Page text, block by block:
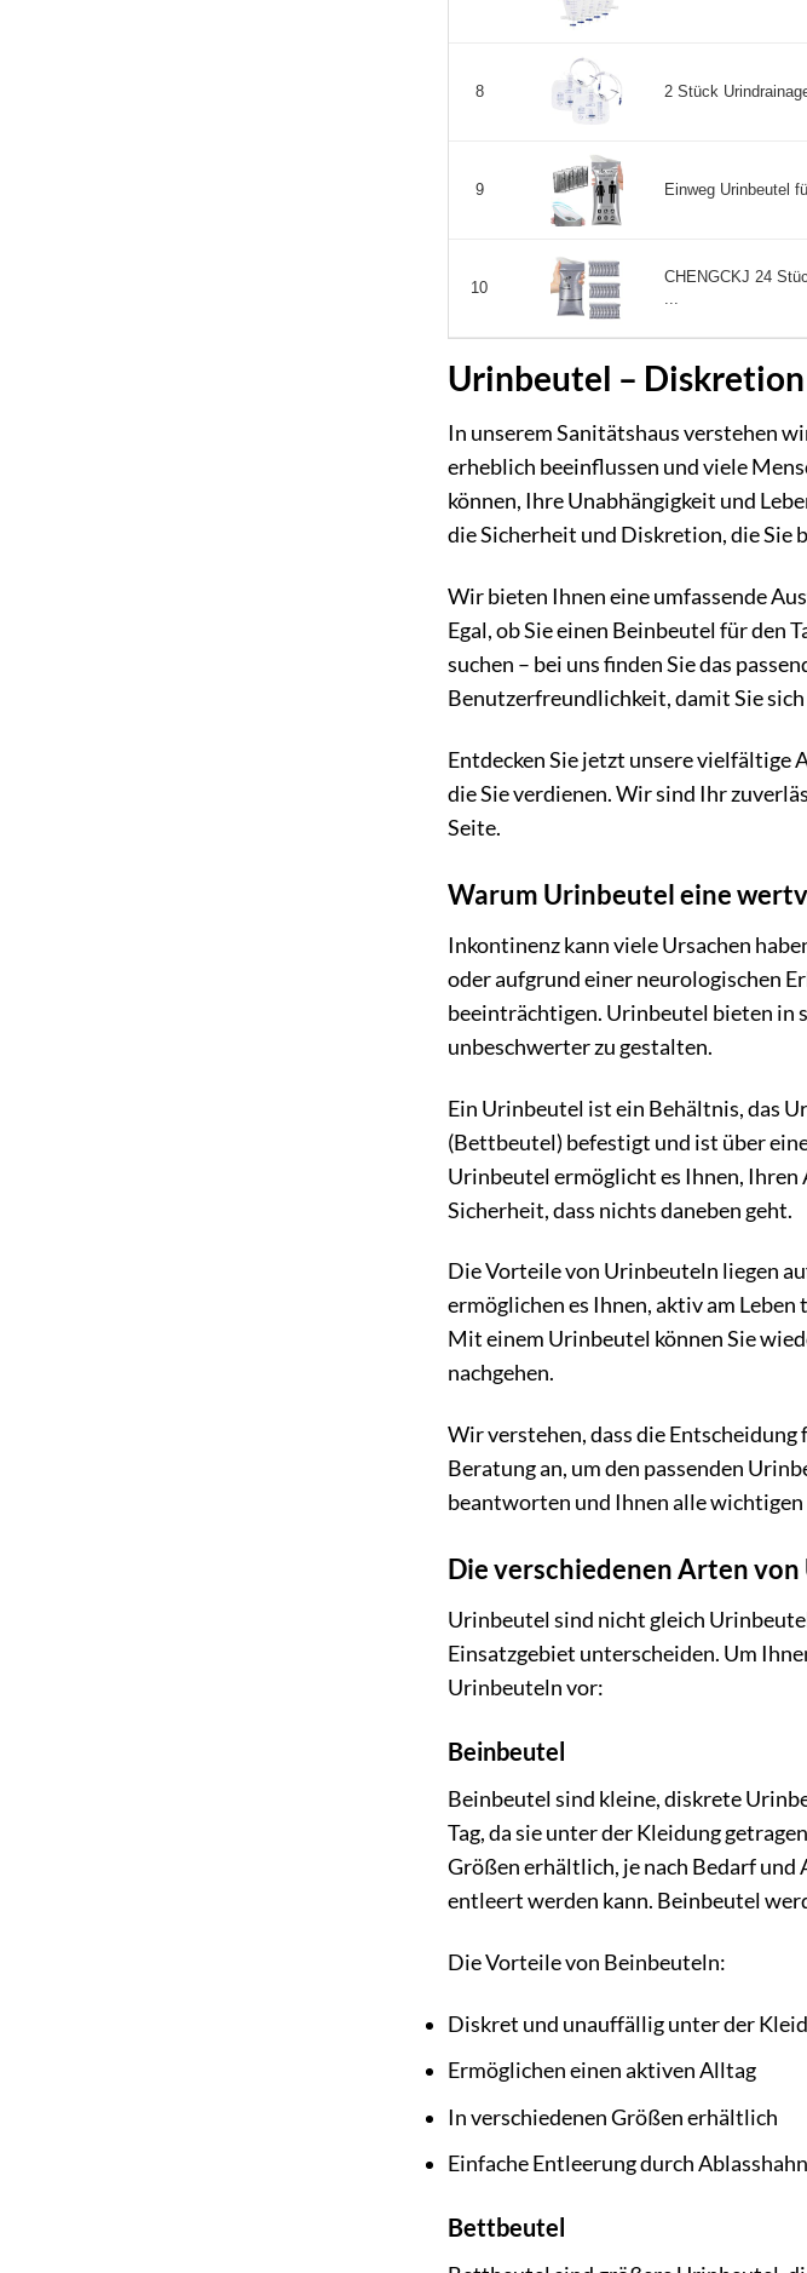
8 2 Stück
9 Einweg Urinbeutel
10
CHENGCKJ 24
Urinbeutel –
In unserem Sanitätshaus verstehen
erheblich beeinflussen und viele
können, Ihre Unabhängigkeit und
die Sicherheit und Diskretion, die Sie
Wir bieten Ihnen eine umfassende
Egal, ob Sie einen Beinbeutel für den
suchen – bei uns finden Sie das
Benutzerfreundlichkeit, damit Sie
Entdecken Sie jetzt unsere vielfältige
die Sie verdienen. Wir sind Ihr
Seite.
Warum Urinbeutel eine
Inkontinenz kann viele Ursachen
oder aufgrund einer neurologischen
beeinträchtigen. Urinbeutel bieten in
unbeschwerter zu gestalten.
Ein Urinbeutel ist ein Behältnis, das
(Bettbeutel) befestigt und ist über
Urinbeutel ermöglicht es Ihnen,
Sicherheit, dass nichts daneben geht.
Die Vorteile von Urinbeuteln liegen
ermöglichen es Ihnen, aktiv am
Mit einem Urinbeutel können Sie
nachgehen.
Wir verstehen, dass die
Beratung an, um den passenden
beantworten und Ihnen alle
Die verschiedenen Arten
Urinbeutel sind nicht gleich
Einsatzgebiet unterscheiden. Um
Urinbeuteln vor:
Beinbeutel
Beinbeutel sind kleine, diskrete
Tag, da sie unter der Kleidung
Größen erhältlich, je nach Bedarf
entleert werden kann. Beinbeutel
Die Vorteile von Beinbeuteln:
Diskret und unauffällig unter der
Ermöglichen einen aktiven Alltag
In verschiedenen Größen erhältlich
Einfache Entleerung durch Ablasshahn
Bettbeutel